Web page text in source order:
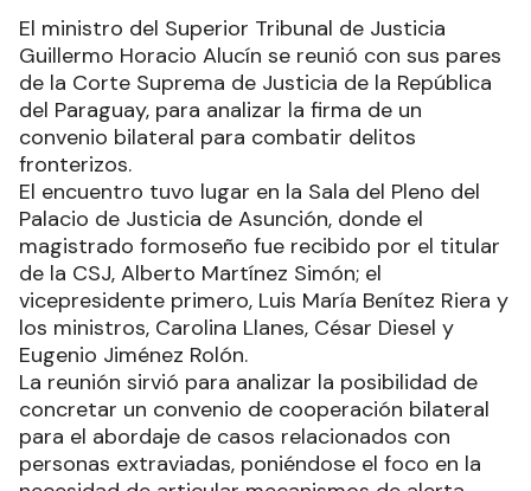
El ministro del Superior Tribunal de Justicia
Guillermo Horacio Alucín se reunió con sus pares
de la Corte Suprema de Justicia de la República
del Paraguay, para analizar la firma de un
convenio bilateral para combatir delitos
fronterizos.
El encuentro tuvo lugar en la Sala del Pleno del
Palacio de Justicia de Asunción, donde el
magistrado formoseño fue recibido por el titular
de la CSJ, Alberto Martínez Simón; el
vicepresidente primero, Luis María Benítez Riera y
los ministros, Carolina Llanes, César Diesel y
Eugenio Jiménez Rolón.
La reunión sirvió para analizar la posibilidad de
concretar un convenio de cooperación bilateral
para el abordaje de casos relacionados con
personas extraviadas, poniéndose el foco en la